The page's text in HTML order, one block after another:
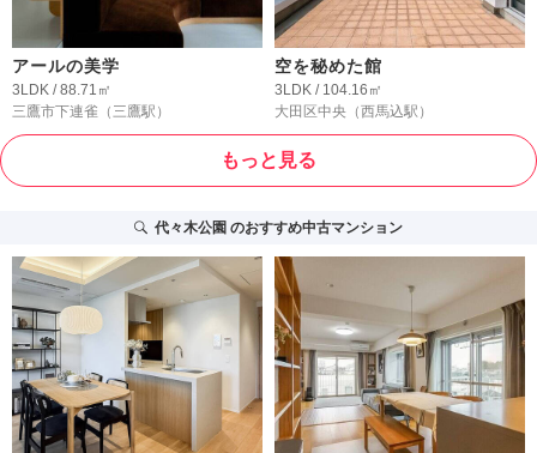
アールの美学
3LDK / 88.71㎡
三鷹市下連雀 （三鷹駅）
空を秘めた館
3LDK / 104.16㎡
大田区中央 （西馬込駅）
もっと見る
代々木公園 のおすすめ中古マンション